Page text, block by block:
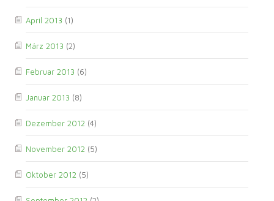
April 2013 (1)
März 2013 (2)
Februar 2013 (6)
Januar 2013 (8)
Dezember 2012 (4)
November 2012 (5)
Oktober 2012 (5)